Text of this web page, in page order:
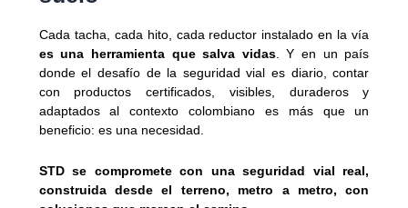
Cada tacha, cada hito, cada reductor instalado en la vía
es una herramienta que salva vidas. Y en un país
donde el desafío de la seguridad vial es diario, contar
con productos certificados, visibles, duraderos y
adaptados al contexto colombiano es más que un
beneficio: es una necesidad.
STD se compromete con una seguridad vial real,
construida desde el terreno, metro a metro, con